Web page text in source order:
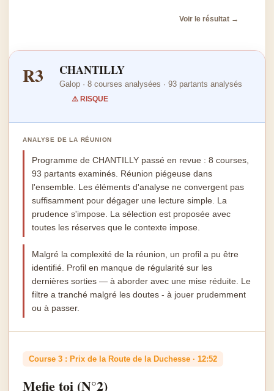
Voir le résultat →
R3 CHANTILLY
Galop · 8 courses analysées · 93 partants analysés
⚠️ RISQUE
ANALYSE DE LA RÉUNION
Programme de CHANTILLY passé en revue : 8 courses,
93 partants examinés. Réunion piégeuse dans
l'ensemble. Les éléments d'analyse ne convergent pas
suffisamment pour dégager une lecture simple. La
prudence s'impose. La sélection est proposée avec
toutes les réserves que le contexte impose.
Malgré la complexité de la réunion, un profil a pu être
identifié. Profil en manque de régularité sur les
dernières sorties — à aborder avec une mise réduite. Le
filtre a tranché malgré les doutes - à jouer prudemment
ou à passer.
Course 3 : Prix de la Route de la Duchesse · 12:52
Mefie toi (N°2)